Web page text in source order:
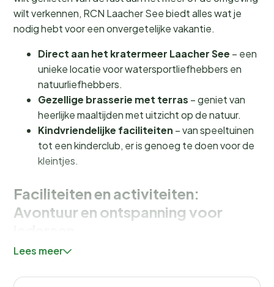
wilt verkennen, RCN Laacher See biedt alles wat je
nodig hebt voor een onvergetelijke vakantie.
Direct aan het kratermeer Laacher See – een
unieke locatie voor watersportliefhebbers en
natuurliefhebbers.
Gezellige brasserie met terras – geniet van
heerlijke maaltijden met uitzicht op de natuur.
Kindvriendelijke faciliteiten – van speeltuinen
tot een kinderclub, er is genoeg te doen voor de
kleintjes.
Faciliteiten en activiteiten:
Avontuur en ontspanning voor
Bij RCN Laacher See vind je geen zwembad, maar wel
Lees meer